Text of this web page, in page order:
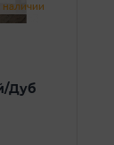
наличии
Дуб